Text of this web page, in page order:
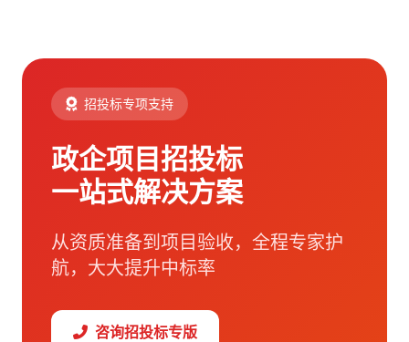
招投标专项支持
政企项目招投标
一站式解决方案
从资质准备到项目验收，全程专家护
航，大大提升中标率
咨询招投标专版